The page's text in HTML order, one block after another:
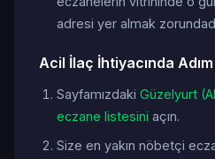
adresi yer almak
Acil İlaç İhtiyacında
Sayfamızdaki Güzelyurt
eczane listesini açın.
Size en yakın nöbetçi